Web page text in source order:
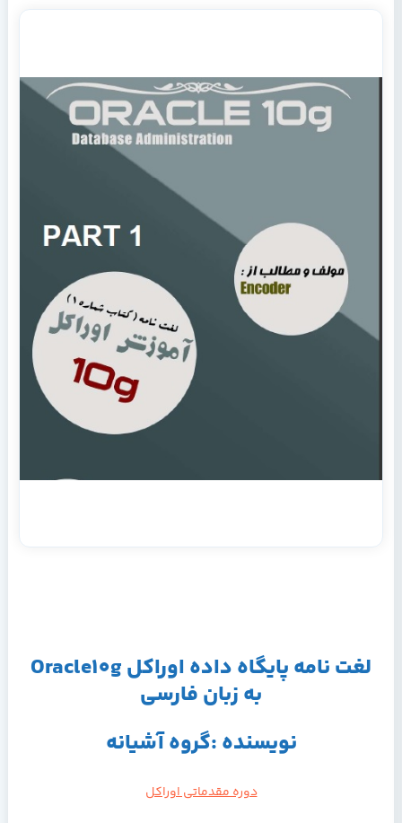
لغت نامه پایگاه داده اوراکل Oracle10g
به زبان فارسی
نویسنده :گروه آشیانه
دوره مقدماتی اوراکل